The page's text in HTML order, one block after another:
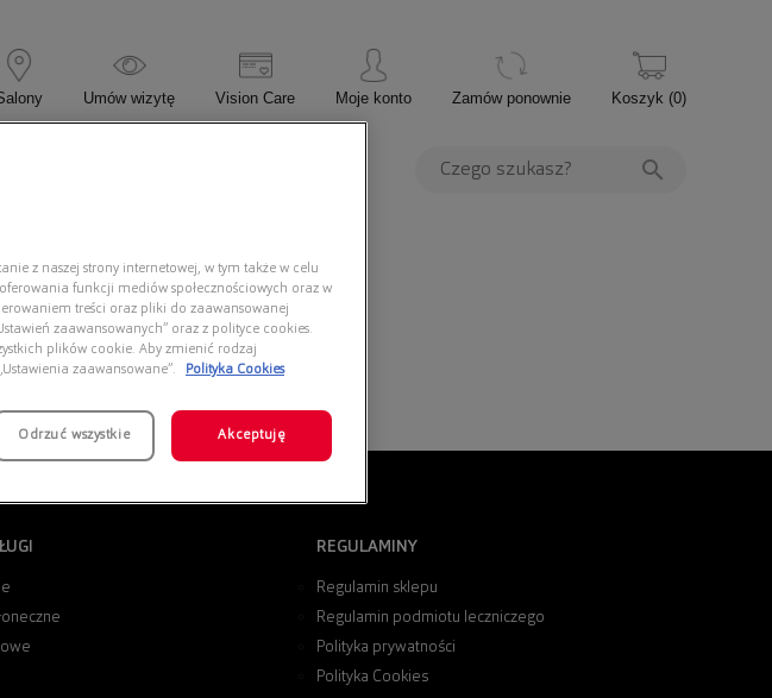
Umów wizytę Vision Care Moje konto Zamów ponownie Koszyk (0)
REGULAMINY
Regulamin sklepu
Regulamin podmiotu leczniczego
Polityka prywatności
Polityka Cookies
z naszej strony internetowej, w tym także w celu
funkcji mediów społecznościowych oraz w
treści oraz pliki do zaawansowanej
zaawansowanych” oraz z polityce cookies.
plików cookie. Aby zmienić rodzaj
zaawansowane”.
Polityka Cookies
Odrzuć wszystkie Akceptuję